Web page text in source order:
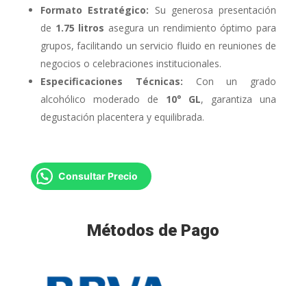
Formato Estratégico: Su generosa presentación
de 1.75 litros asegura un rendimiento óptimo para
grupos, facilitando un servicio fluido en reuniones de
negocios o celebraciones institucionales.
Especificaciones Técnicas: Con un grado
alcohólico moderado de 10° GL, garantiza una
degustación placentera y equilibrada.
Consultar Precio
Métodos de Pago